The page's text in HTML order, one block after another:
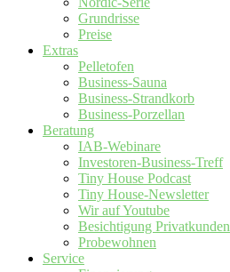
Grundrisse
Preise
Extras
Pelletofen
Business-Sauna
Business-Strandkorb
Business-Porzellan
Beratung
IAB-Webinare
Investoren-Business-Treff
Tiny House Podcast
Tiny House-Newsletter
Wir auf Youtube
Besichtigung Privatkunden
Probewohnen
Service